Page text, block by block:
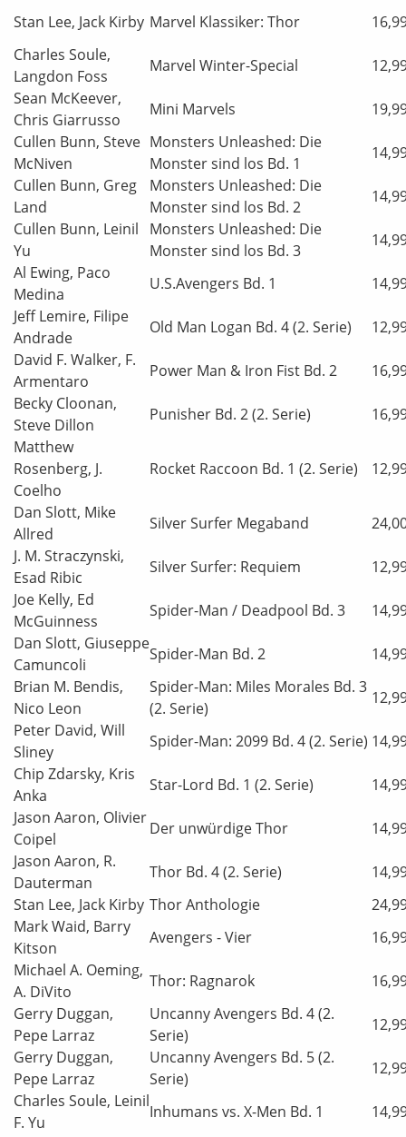
Stan Lee, Jack Kirby Marvel Klassiker: Thor
Charles Soule,
Langdon Foss
Marvel Winter-Special
Sean McKeever,
Chris Giarrusso
Mini Marvels
Cullen Bunn, Steve
McNiven
Monsters Unleashed: Die
Monster sind los Bd. 1
Cullen Bunn, Greg
Land
Monsters Unleashed: Die
Monster sind los Bd. 2
Cullen Bunn, Leinil
Yu
Monsters Unleashed: Die
Monster sind los Bd. 3
Al Ewing, Paco
Medina
U.S.Avengers Bd. 1
Jeff Lemire, Filipe
Andrade
Old Man Logan Bd. 4 (2. Serie)
David F. Walker, F.
Armentaro
Power Man & Iron Fist Bd. 2
Becky Cloonan,
Steve Dillon
Punisher Bd. 2 (2. Serie)
Matthew
Rosenberg, J.
Coelho
Rocket Raccoon Bd. 1 (2. Serie)
Dan Slott, Mike
Allred
Silver Surfer Megaband
J. M. Straczynski,
Esad Ribic
Silver Surfer: Requiem
Joe Kelly, Ed
McGuinness
Spider-Man / Deadpool Bd. 3
Dan Slott, Giuseppe
Camuncoli
Spider-Man Bd. 2
Brian M. Bendis,
Nico Leon
Spider-Man: Miles Morales Bd. 3
(2. Serie)
Peter David, Will
Sliney
Spider-Man: 2099 Bd. 4 (2. Serie)
Chip Zdarsky, Kris
Anka
Star-Lord Bd. 1 (2. Serie)
Jason Aaron, Olivier
Coipel
Der unwürdige Thor
Jason Aaron, R.
Dauterman
Thor Bd. 4 (2. Serie)
Stan Lee, Jack Kirby Thor Anthologie
Mark Waid, Barry
Kitson
Avengers - Vier
Michael A. Oeming,
A. DiVito
Thor: Ragnarok
Gerry Duggan,
Pepe Larraz
Uncanny Avengers Bd. 4 (2.
Serie)
Gerry Duggan,
Pepe Larraz
Uncanny Avengers Bd. 5 (2.
Serie)
Charles Soule, Leinil
F. Yu
Inhumans vs. X-Men Bd. 1